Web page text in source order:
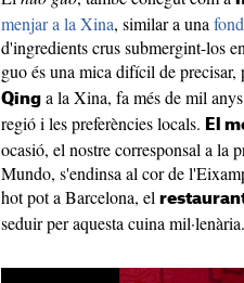
menjar a la Xina, similar a una
d'ingredients crus submergint-los
guo és una mica difícil de
Qing a la Xina, fa més de mil
regió i les preferències locals. El
ocasió, el nostre corresponsal a la
Mundo, s'endinsa al cor de
hot pot a Barcelona, el
seduir per aquesta cuina mil·lenària.